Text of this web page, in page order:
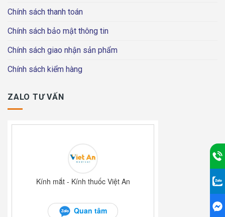
Chính sách thanh toán
Chính sách bảo mật thông tin
Chính sách giao nhận sản phẩm
Chính sách kiểm hàng
ZALO TƯ VẤN